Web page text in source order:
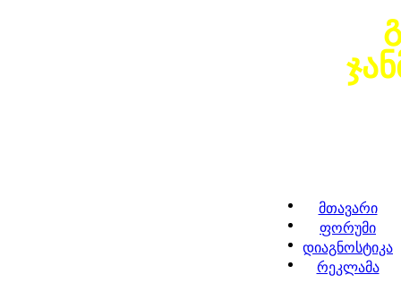
მთავარი
ფორუმი
დიაგნოსტიკა
რეკლამა